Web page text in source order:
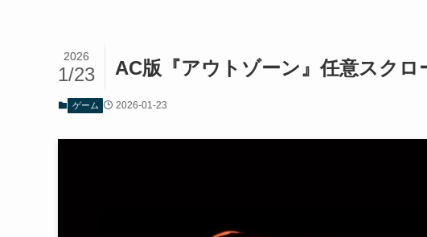
AC版『アウトゾーン』任意スク
2026
1/23
ゲーム 2026-01-23